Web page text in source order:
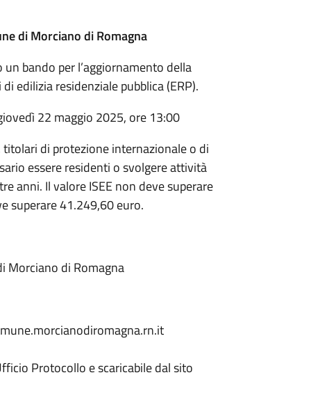
di Morciano di Romagna
bando per l’aggiornamento della
edilizia residenziale pubblica (ERP).
22 maggio 2025, ore 13:00
di protezione internazionale o di
essere residenti o svolgere attività
anni. Il valore ISEE non deve superare
superare 41.249,60 euro.
Morciano di Romagna
Protocollo e scaricabile dal sito